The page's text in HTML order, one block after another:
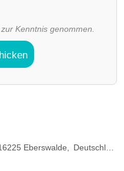
Kenntnis genommen.
Eberswalde
Deutschland